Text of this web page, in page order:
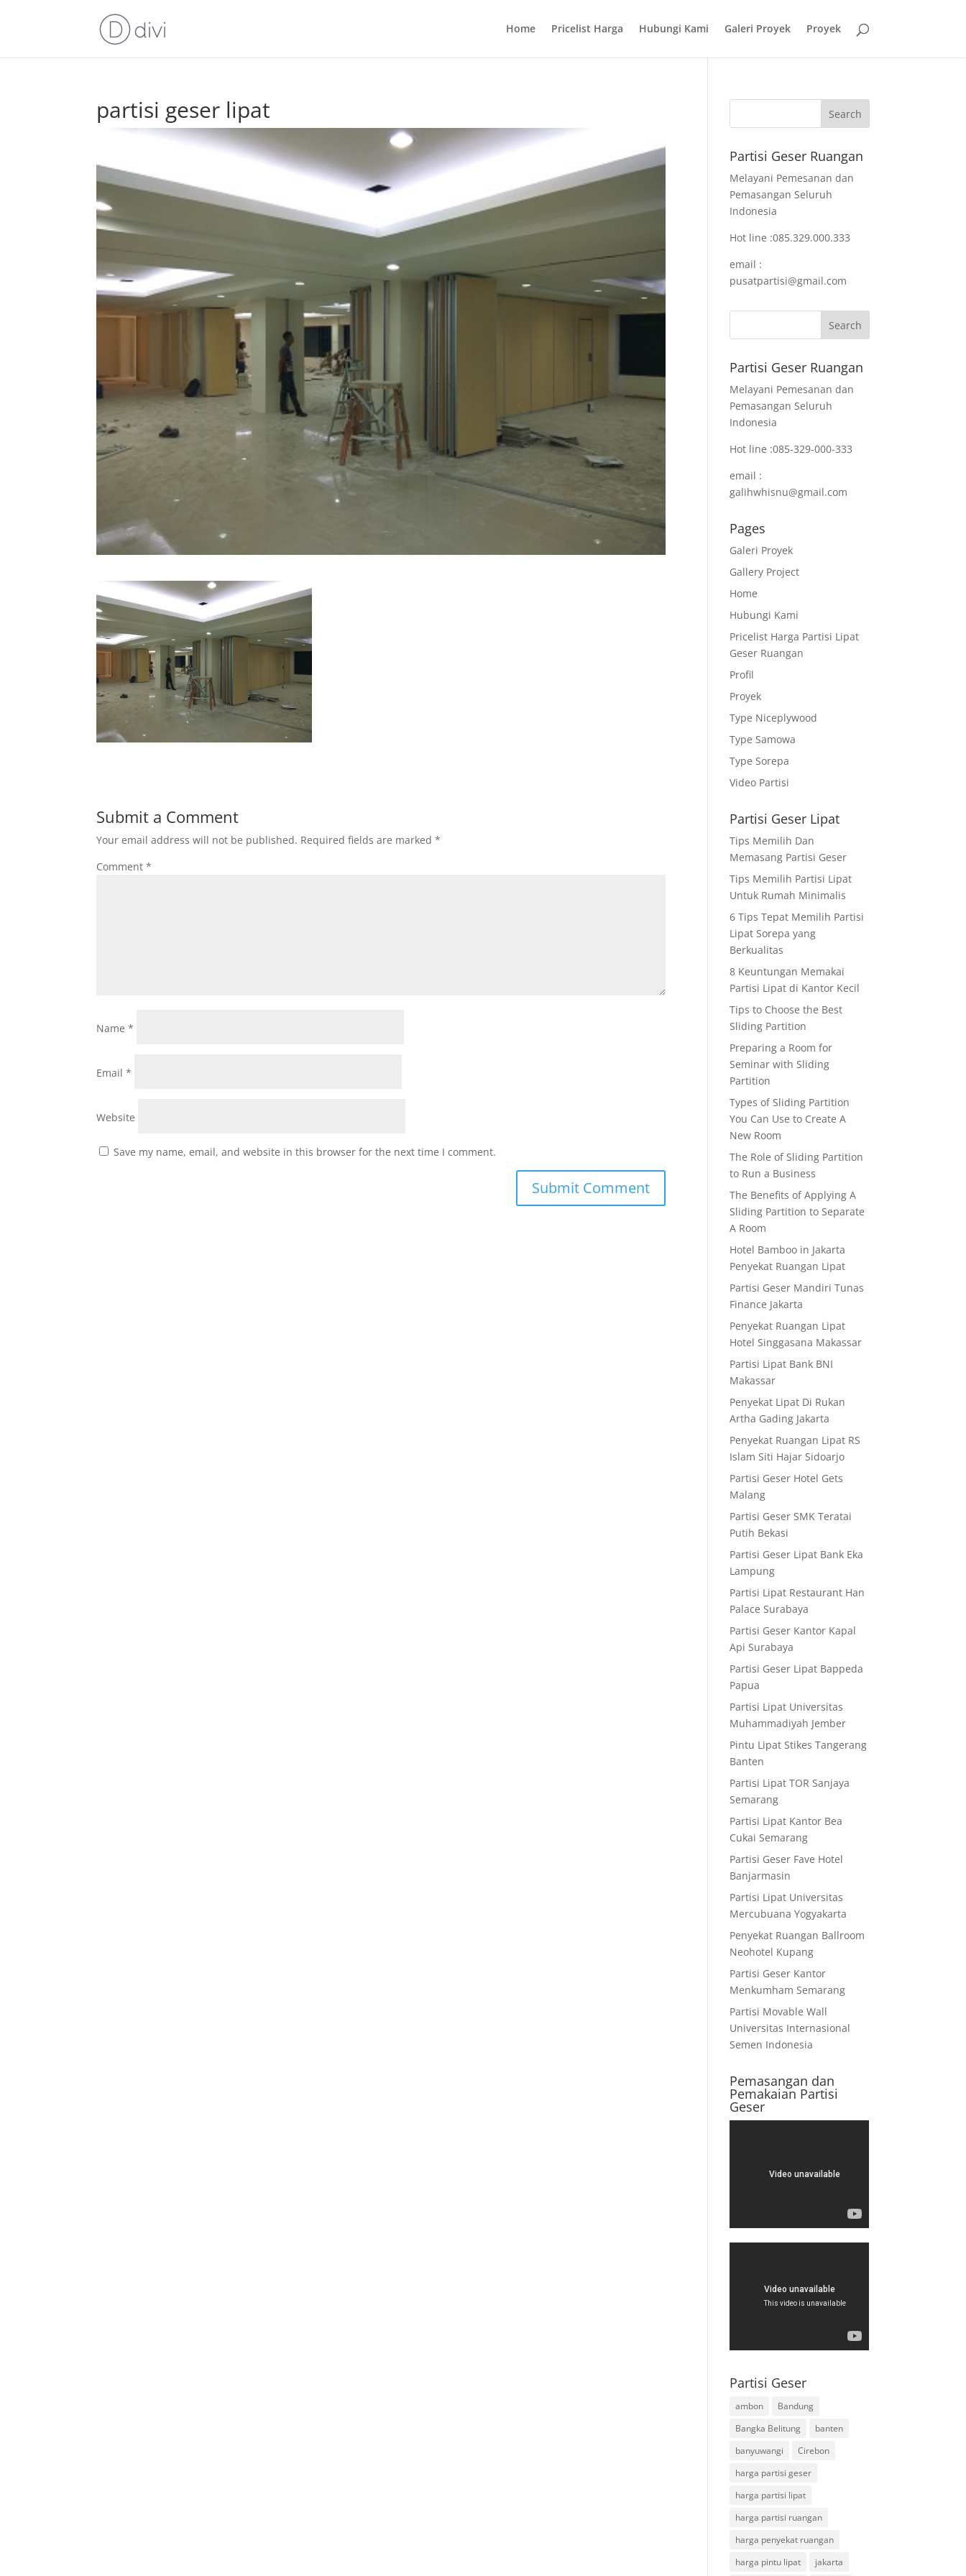
Home Pricelist Harga Hubungi Kami Galeri Proyek Proyek
partisi geser lipat
Submit a Comment
Your email address will not be published. Required fields are marked*
Comment*
Name*
Email*
Website
Save my name, email, and website in this browser for the next time I comment.
Partisi Geser Ruangan
Melayani Pemesanan dan
Pemasangan Seluruh
Indonesia
Hot line :085.329.000.333
email :
pusatpartisi@gmail.com
Partisi Geser Ruangan
Melayani Pemesanan dan
Pemasangan Seluruh
Indonesia
Hot line :085-329-000-333
email :
galihwhisnu@gmail.com
Pages
Galeri Proyek
Gallery Project
Home
Hubungi Kami
Pricelist Harga Partisi Lipat
Geser Ruangan
Profil
Proyek
Type Niceplywood
Type Samowa
Type Sorepa
Video Partisi
Partisi Geser Lipat
Tips Memilih Dan
Memasang Partisi Geser
Tips Memilih Partisi Lipat
Untuk Rumah Minimalis
6 Tips Tepat Memilih Partisi
Lipat Sorepa yang
Berkualitas
8 Keuntungan Memakai
Partisi Lipat di Kantor Kecil
Tips to Choose the Best
Sliding Partition
Preparing a Room for
Seminar with Sliding
Partition
Types of Sliding Partition
You Can Use to Create A
New Room
The Role of Sliding Partition
to Run a Business
The Benefits of Applying A
Sliding Partition to Separate
A Room
Hotel Bamboo in Jakarta
Penyekat Ruangan Lipat
Partisi Geser Mandiri Tunas
Finance Jakarta
Penyekat Ruangan Lipat
Hotel Singgasana Makassar
Partisi Lipat Bank BNI
Makassar
Penyekat Lipat Di Rukan
Artha Gading Jakarta
Penyekat Ruangan Lipat RS
Islam Siti Hajar Sidoarjo
Partisi Geser Hotel Gets
Malang
Partisi Geser SMK Teratai
Putih Bekasi
Partisi Geser Lipat Bank Eka
Lampung
Partisi Lipat Restaurant Han
Palace Surabaya
Partisi Geser Kantor Kapal
Api Surabaya
Partisi Geser Lipat Bappeda
Papua
Partisi Lipat Universitas
Muhammadiyah Jember
Pintu Lipat Stikes Tangerang
Banten
Partisi Lipat TOR Sanjaya
Semarang
Partisi Lipat Kantor Bea
Cukai Semarang
Partisi Geser Fave Hotel
Banjarmasin
Partisi Lipat Universitas
Mercubuana Yogyakarta
Penyekat Ruangan Ballroom
Neohotel Kupang
Partisi Geser Kantor
Menkumham Semarang
Partisi Movable Wall
Universitas Internasional
Semen Indonesia
Pemasangan dan
Pemakaian Partisi
Geser
Partisi Geser
ambon
Bandung
Bangka Belitung
banten
banyuwangi
Cirebon
harga partisi geser
harga partisi lipat
harga partisi ruangan
harga penyekat ruangan
harga pintu lipat
jakarta